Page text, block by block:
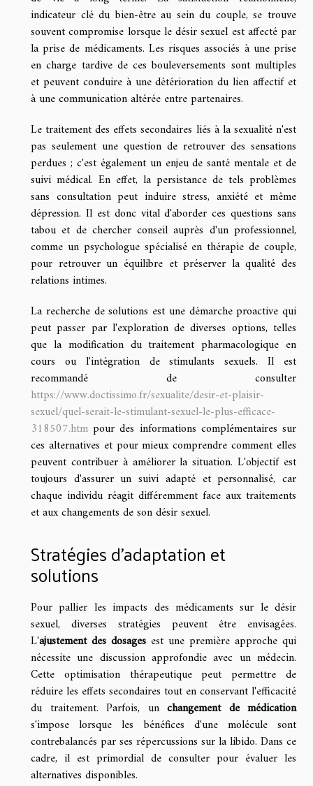
indicateur clé du bien-être au sein du couple, se trouve
souvent compromise lorsque le désir sexuel est affecté par
la prise de médicaments. Les risques associés à une prise
en charge tardive de ces bouleversements sont multiples
et peuvent conduire à une détérioration du lien affectif et
à une communication altérée entre partenaires.
Le traitement des effets secondaires liés à la sexualité n'est
pas seulement une question de retrouver des sensations
perdues ; c'est également un enjeu de santé mentale et de
suivi médical. En effet, la persistance de tels problèmes
sans consultation peut induire stress, anxiété et même
dépression. Il est donc vital d'aborder ces questions sans
tabou et de chercher conseil auprès d'un professionnel,
comme un psychologue spécialisé en thérapie de couple,
pour retrouver un équilibre et préserver la qualité des
relations intimes.
La recherche de solutions est une démarche proactive qui
peut passer par l'exploration de diverses options, telles
que la modification du traitement pharmacologique en
cours ou l'intégration de stimulants sexuels. Il est
recommandé de consulter
https://www.doctissimo.fr/sexualite/desir-et-plaisir-
sexuel/quel-serait-le-stimulant-sexuel-le-plus-efficace-
318507.htm pour des informations complémentaires sur
ces alternatives et pour mieux comprendre comment elles
peuvent contribuer à améliorer la situation. L'objectif est
toujours d'assurer un suivi adapté et personnalisé, car
chaque individu réagit différemment face aux traitements
et aux changements de son désir sexuel.
Stratégies d'adaptation et
solutions
Pour pallier les impacts des médicaments sur le désir
sexuel, diverses stratégies peuvent être envisagées.
L'ajustement des dosages est une première approche qui
nécessite une discussion approfondie avec un médecin.
Cette optimisation thérapeutique peut permettre de
réduire les effets secondaires tout en conservant l'efficacité
du traitement. Parfois, un changement de médication
s'impose lorsque les bénéfices d'une molécule sont
contrebalancés par ses répercussions sur la libido. Dans ce
cadre, il est primordial de consulter pour évaluer les
alternatives disponibles.